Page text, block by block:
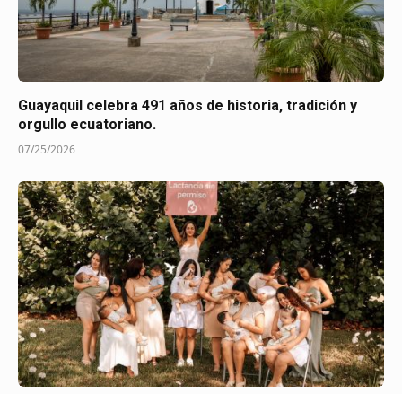
Guayaquil celebra 491 años de historia, tradición y
orgullo ecuatoriano.
07/25/2026